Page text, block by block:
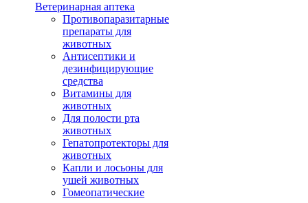
Ветеринарная аптека
Противопаразитарные
препараты для
животных
Антисептики и
дезинфицирующие
средства
Витамины для
животных
Для полости рта
животных
Гепатопротекторы для
животных
Капли и лосьоны для
ушей животных
Гомеопатические